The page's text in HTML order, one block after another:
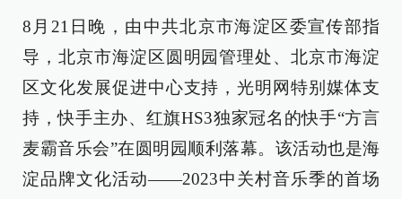
8月21日晚，由中共北京市海淀区委宣传部指
导，北京市海淀区圆明园管理处、北京市海淀
区文化发展促进中心支持，光明网特别媒体支
持，快手主办、红旗HS3独家冠名的快手“方言
麦霸音乐会”在圆明园顺利落幕。该活动也是海
淀品牌文化活动——2023中关村音乐季的首场